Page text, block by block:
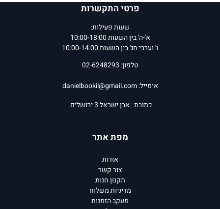
פרטי התקשרות
שעות פעילות:
א'-ה' בין השעות 10:00-18:00
ו' וערבי חג' בין השעות 10:00-14:00
טלפון: 02-6248293
אימייל:danielbookil@gmail.com
כתובת : אבן ישראל 3 ירושלים.
מפת אתר
אודות
צור קשר
תקנון חנות
מדיניות משלוח
מעקב הזמנות